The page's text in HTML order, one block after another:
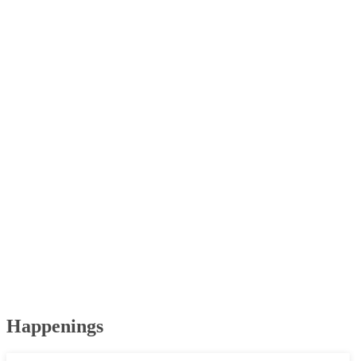
Happenings